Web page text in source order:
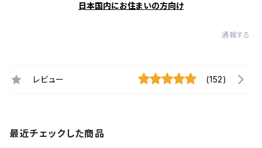
日本国内にお住まいの方向け
通報する
レビュー (152)
最近チェックした商品